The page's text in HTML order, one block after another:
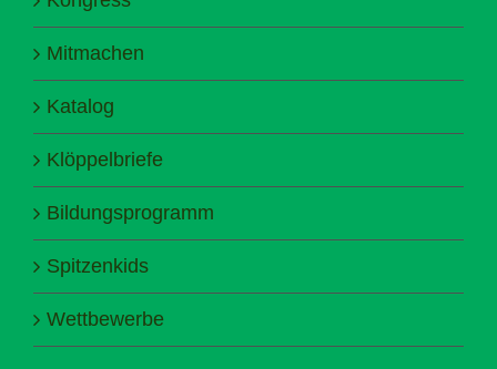
Mitmachen
Katalog
Klöppelbriefe
Bildungsprogramm
Spitzenkids
Wettbewerbe